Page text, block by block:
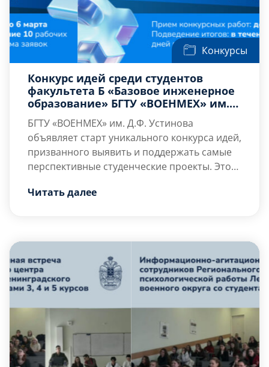
Конкурсы
Конкурс идей среди студентов
факультета Б «Базовое инженерное
образование» БГТУ «ВОЕНМЕХ» им.
Д.Ф. Устинова
БГТУ «ВОЕНМЕХ» им. Д.Ф. Устинова
объявляет старт уникального конкурса идей,
призванного выявить и поддержать самые
перспективные студенческие проекты. Это
реальные разработки, получить ценный
«Стратегическое управление
образование» и ставит перед участниками
Читать далее